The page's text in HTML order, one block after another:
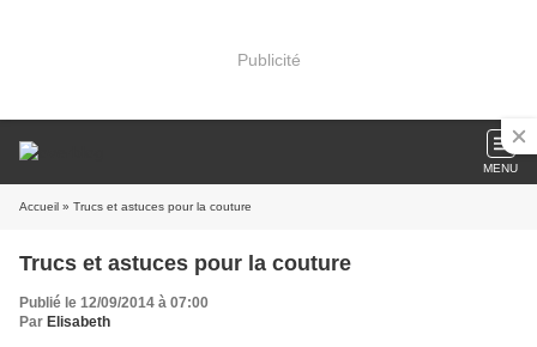
Publicité
MENU
Accueil » Trucs et astuces pour la couture
Trucs et astuces pour la couture
Publié le 12/09/2014 à 07:00
Par Elisabeth